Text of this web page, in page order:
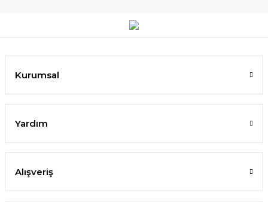
Kurumsal
Yardım
Alışveriş